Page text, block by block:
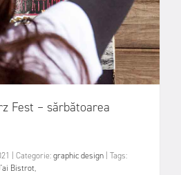
Fest – sărbătoarea
Categorie:graphic design Tags:
Bistrot,